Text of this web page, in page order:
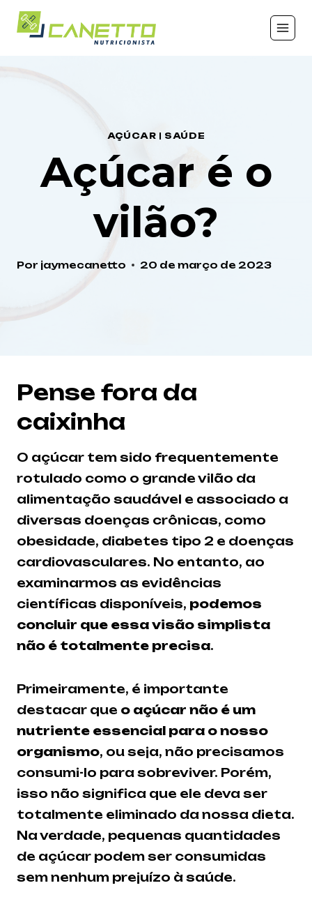
AÇÚCAR | SAÚDE
Açúcar é o
vilão?
Por jaymecanetto 20 de março de 2023
Pense fora da
caixinha
O açúcar tem sido frequentemente
rotulado como o grande vilão da
alimentação saudável e associado a
diversas doenças crônicas, como
obesidade, diabetes tipo 2 e doenças
cardiovasculares. No entanto, ao
examinarmos as evidências
científicas disponíveis, podemos
concluir que essa visão simplista
não é totalmente precisa.
Primeiramente, é importante
destacar que o açúcar não é um
nutriente essencial para o nosso
organismo, ou seja, não precisamos
consumi-lo para sobreviver. Porém,
isso não significa que ele deva ser
totalmente eliminado da nossa dieta.
Na verdade, pequenas quantidades
de açúcar podem ser consumidas
sem nenhum prejuízo à saúde.